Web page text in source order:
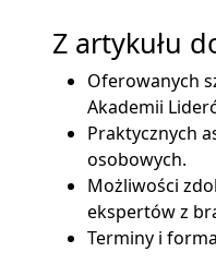
Z artykułu
Oferowanych
Akademii
Praktycznych
osobowych.
Możliwości
ekspertów z
Terminy i